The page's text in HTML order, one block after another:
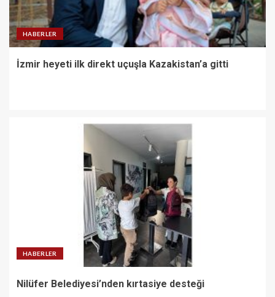
HABERLER
İzmir heyeti ilk direkt uçuşla Kazakistan’a gitti
HABERLER
Nilüfer Belediyesi’nden kırtasiye desteği